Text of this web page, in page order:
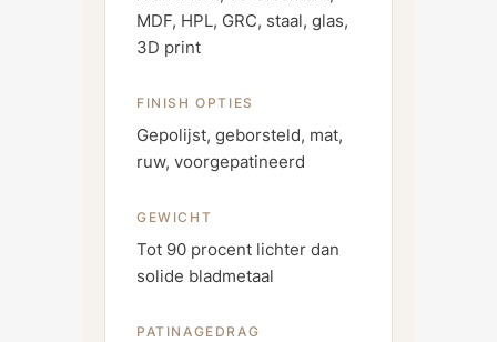
MDF, HPL, GRC, staal, glas,
3D print
FINISH OPTIES
Gepolijst, geborsteld, mat,
ruw, voorgepatineerd
GEWICHT
Tot 90 procent lichter dan
solide bladmetaal
PATINAGEDRAG